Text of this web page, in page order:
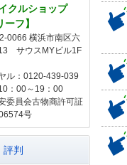
クルショップ
ーフ】
0066 横浜市南区六
サウスMYビル1F
ル：0120-439-039
：00～19：00
委員会古物商許可証
号
評判